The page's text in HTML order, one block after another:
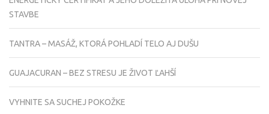
STAVBE
TANTRA – MASÁŽ, KTORÁ POHLADÍ TELO AJ DUŠU
GUAJACURAN – BEZ STRESU JE ŽIVOT ĽAHŠÍ
VYHNITE SA SUCHEJ POKOŽKE